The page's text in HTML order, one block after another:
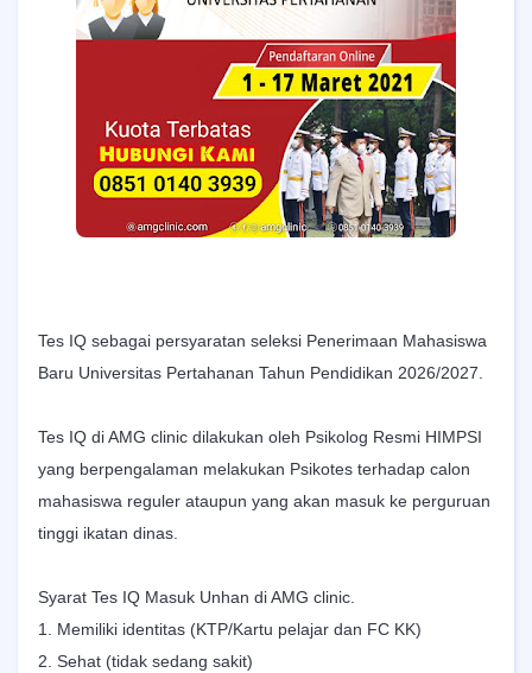
Tes IQ sebagai persyaratan seleksi Penerimaan Mahasiswa
Baru Universitas Pertahanan Tahun Pendidikan 2026/2027.
Tes IQ di AMG clinic dilakukan oleh Psikolog Resmi HIMPSI
yang berpengalaman melakukan Psikotes terhadap calon
mahasiswa reguler ataupun yang akan masuk ke perguruan
tinggi ikatan dinas.
Syarat Tes IQ Masuk Unhan di AMG clinic.
1. Memiliki identitas (KTP/Kartu pelajar dan FC KK)
2. Sehat (tidak sedang sakit)